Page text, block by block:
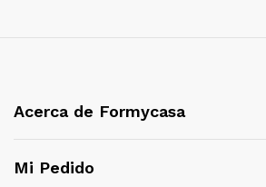
Acerca de Formycasa
Mi Pedido